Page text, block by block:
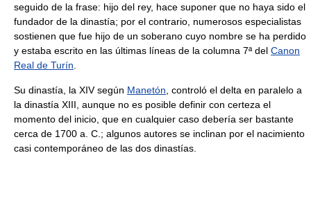
seguido de la frase: hijo del rey, hace suponer que no haya sido el
fundador de la dinastía; por el contrario, numerosos especialistas
sostienen que fue hijo de un soberano cuyo nombre se ha perdido
y estaba escrito en las últimas líneas de la columna 7ª del Canon
Real de Turín
Su dinastía, la XIV según Manetón , controló el delta en paralelo a
la dinastía XIII, aunque no es posible definir con certeza el
momento del inicio, que en cualquier caso debería ser bastante
cerca de 1700 a. C.; algunos autores se inclinan por el nacimiento
casi contemporáneo de las dos dinastías.